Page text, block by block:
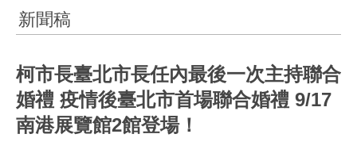
新聞稿
柯市長臺北市長任內最後一次主持聯合
婚禮 疫情後臺北市首場聯合婚禮 9/17
南港展覽館2館登場！